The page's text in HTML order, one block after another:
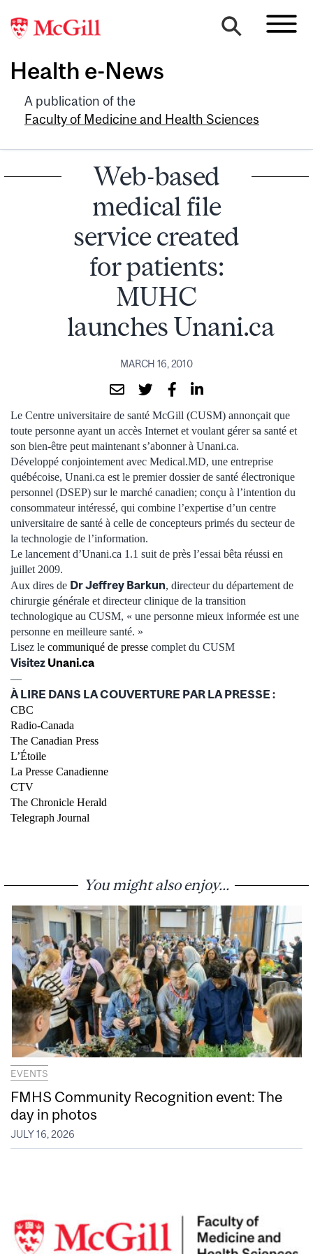
Health e-News
A publication of the
Faculty of Medicine and Health Sciences
Web-based
medical file
service created
for patients:
MUHC
launches Unani.ca
MARCH 16, 2010
Le Centre universitaire de santé McGill (CUSM) annonçait que
toute personne ayant un accès Internet et voulant gérer sa santé et
son bien-être peut maintenant s’abonner à Unani.ca.
Développé conjointement avec Medical.MD, une entreprise
québécoise, Unani.ca est le premier dossier de santé électronique
personnel (DSEP) sur le marché canadien; conçu à l’intention du
consommateur intéressé, qui combine l’expertise d’un centre
universitaire de santé à celle de concepteurs primés du secteur de
la technologie de l’information.
Le lancement d’Unani.ca 1.1 suit de près l’essai bêta réussi en
juillet 2009.
Aux dires de Dr Jeffrey Barkun, directeur du département de
chirurgie générale et directeur clinique de la transition
technologique au CUSM, « une personne mieux informée est une
personne en meilleure santé. »
Lisez le communiqué de presse complet du CUSM
Visitez Unani.ca
—
À LIRE DANS LA COUVERTURE PAR LA PRESSE :
CBC
Radio-Canada
The Canadian Press
L’Étoile
La Presse Canadienne
CTV
The Chronicle Herald
Telegraph Journal
You might also enjoy...
EVENTS
FMHS Community Recognition event: The
day in photos
JULY 16, 2026